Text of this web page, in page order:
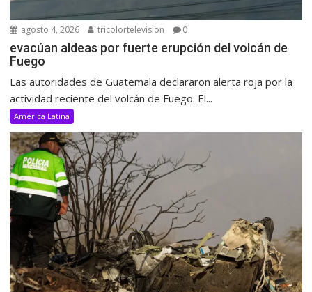
agosto 4, 2026 tricolortelevision 0
evacúan aldeas por fuerte erupción del volcán de
Fuego
Las autoridades de Guatemala declararon alerta roja por la
actividad reciente del volcán de Fuego. El...
América Latina